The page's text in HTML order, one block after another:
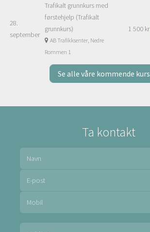
28.
september
Trafikalt grunnkurs med
førstehjelp (Trafikalt
grunnkurs)
AB Trafikksenter, Nedre
Rommen 1
1 500 kr
Se alle våre kommende kurs
Ta kontakt